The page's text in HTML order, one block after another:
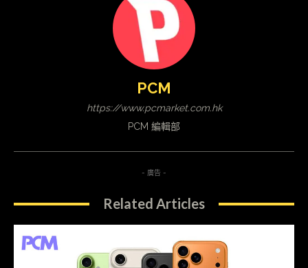
PCM
https://www.pcmarket.com.hk
PCM 編輯部
- 廣告 -
Related Articles